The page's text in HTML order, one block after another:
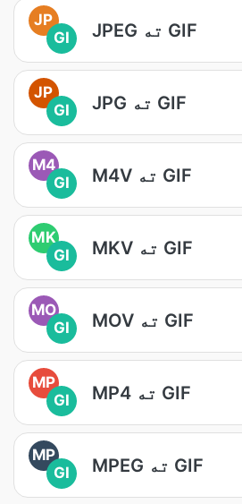
JP
GI
JPEG ته GIF
JP
GI
JPG ته GIF
M4
GI
M4V ته GIF
MK
GI
MKV ته GIF
MO
GI
MOV ته GIF
MP
GI
MP4 ته GIF
MP
GI
MPEG ته GIF